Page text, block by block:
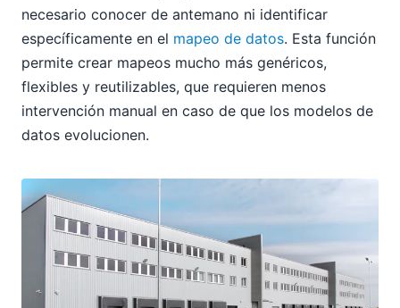
necesario conocer de antemano ni identificar
específicamente en el mapeo de datos. Esta función
permite crear mapeos mucho más genéricos,
flexibles y reutilizables, que requieren menos
intervención manual en caso de que los modelos de
datos evolucionen.